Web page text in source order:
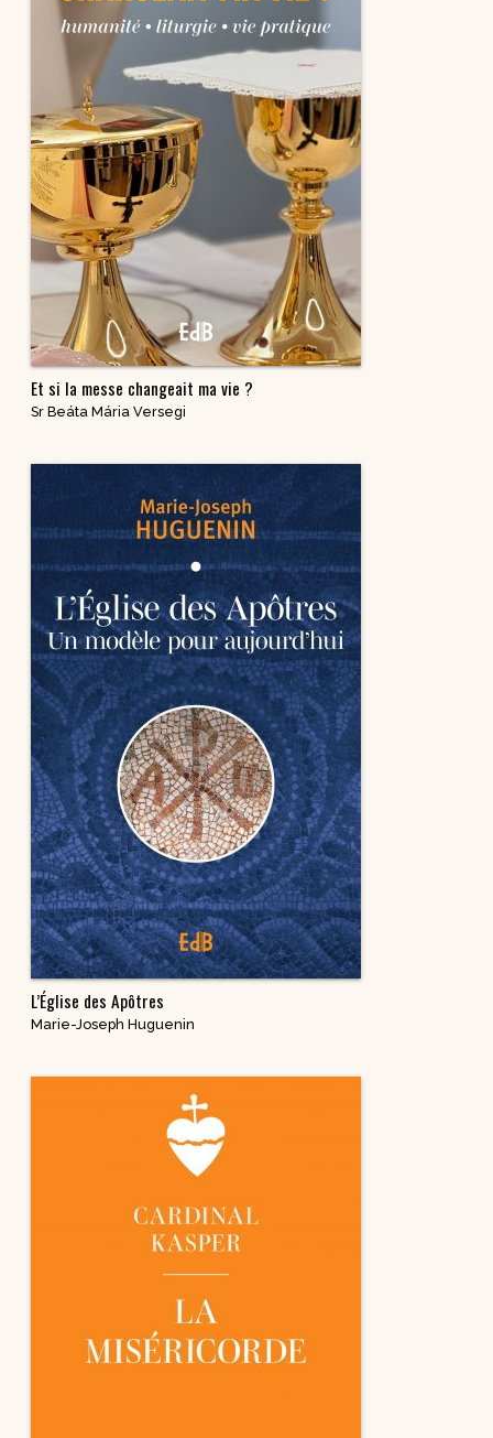
Et si la messe changeait ma vie ?
Sr Beáta Mária Versegi
L’Église des Apôtres
Marie-Joseph Huguenin